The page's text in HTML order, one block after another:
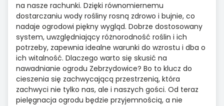
na nasze rachunki. Dzięki równomiernemu
dostarczaniu wody rośliny rosną zdrowo i bujnie, co
nadaje ogrodowi piękny wygląd. Dobrze dostosowany
system, uwzględniający różnorodność roślin i ich
potrzeby, zapewnia idealne warunki do wzrostu i dba o
ich witalność. Dlaczego warto się skusić na
nawadnianie ogrodu Zebrzydowice? Bo to klucz do
cieszenia się zachwycającą przestrzenią, która
zachwyci nie tylko nas, ale i naszych gości. Od teraz
pielęgnacja ogrodu będzie przyjemnością, a nie